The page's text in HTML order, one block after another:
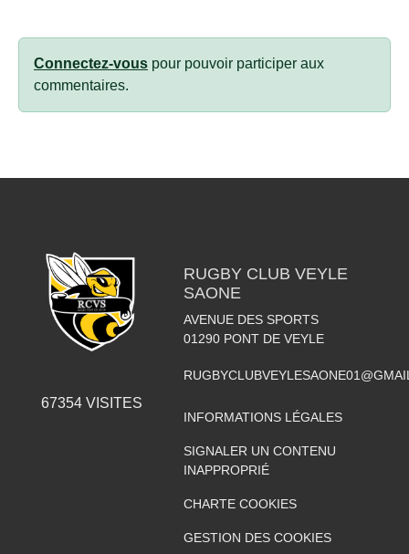
Connectez-vous pour pouvoir participer aux
commentaires.
67354VISITES
RUGBY CLUB VEYLE
SAONE
AVENUE DES SPORTS
01290 PONT DE VEYLE
INFORMATIONS LÉGALES
SIGNALER UN CONTENU
INAPPROPRIÉ
CHARTE COOKIES
GESTION DES COOKIES